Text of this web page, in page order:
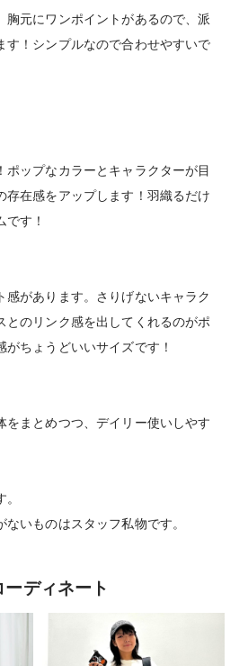
胸元にワンポイントがあるので、派
す！シンプルなので合わせやすいで
ポップなカラーとキャラクターが目
存在感をアップします！羽織るだけ
す！
感があります。さりげないキャラク
とのリンク感を出してくれるのがポ
ちょうどいいサイズです！
をまとめつつ、デイリー使いしやす
いものはスタッフ私物です。
ーディネート